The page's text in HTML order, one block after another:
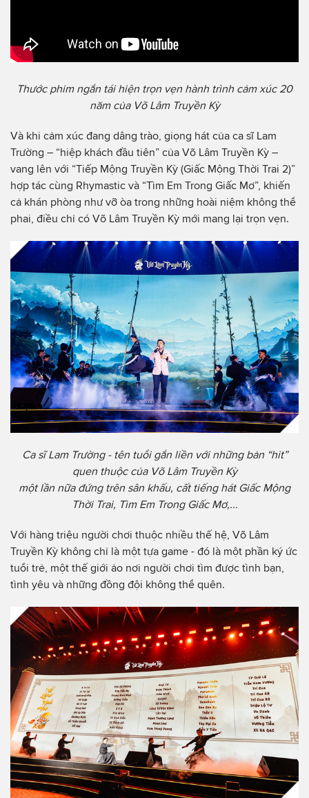
Thước phim ngắn tái hiện trọn vẹn hành trình cảm xúc 20
năm của Võ Lâm Truyền Kỳ
Và khi cảm xúc đang dâng trào, giọng hát của ca sĩ Lam
Trường – “hiệp khách đầu tiên” của Võ Lâm Truyền Kỳ –
vang lên với “Tiếp Mộng Truyền Kỳ (Giấc Mộng Thời Trai 2)”
hợp tác cùng Rhymastic và “Tìm Em Trong Giấc Mơ”, khiến
cả khán phòng như vỡ òa trong những hoài niệm không thể
phai, điều chỉ có Võ Lâm Truyền Kỳ mới mang lại trọn vẹn.
Ca sĩ Lam Trường - tên tuổi gắn liền với những bản “hit”
quen thuộc của Võ Lâm Truyền Kỳ
một lần nữa đứng trên sân khấu, cất tiếng hát Giấc Mộng
Thời Trai, Tìm Em Trong Giấc Mơ,...
Với hàng triệu người chơi thuộc nhiều thế hệ, Võ Lâm
Truyền Kỳ không chỉ là một tựa game - đó là một phần ký ức
tuổi trẻ, một thế giới ảo nơi người chơi tìm được tình bạn,
tình yêu và những đồng đội không thể quên.